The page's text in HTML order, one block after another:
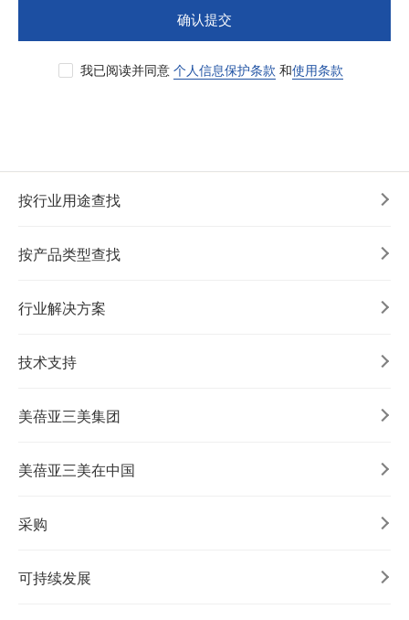
确认提交
我已阅读并同意 个人信息保护条款 和使用条款
按行业用途查找
按产品类型查找
行业解决方案
技术支持
美蓓亚三美集团
美蓓亚三美在中国
采购
可持续发展